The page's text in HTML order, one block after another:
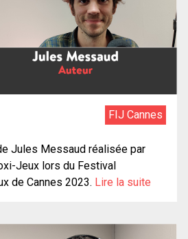
FIJ Cannes
Jules Messaud réalisée par
Jeux lors du Festival
de Cannes 2023. Lire la suite